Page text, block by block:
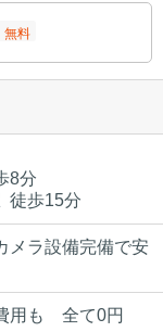
無料
8分
徒歩15分
メラ設備完備で安
用も 全て0円